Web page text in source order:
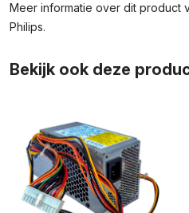
Meer informatie over dit product
Philips.
Bekijk ook deze